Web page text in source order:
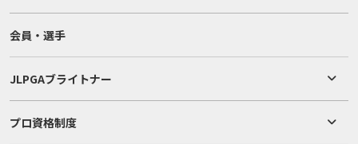
会員・選手
JLPGAブライトナー
プロ資格制度